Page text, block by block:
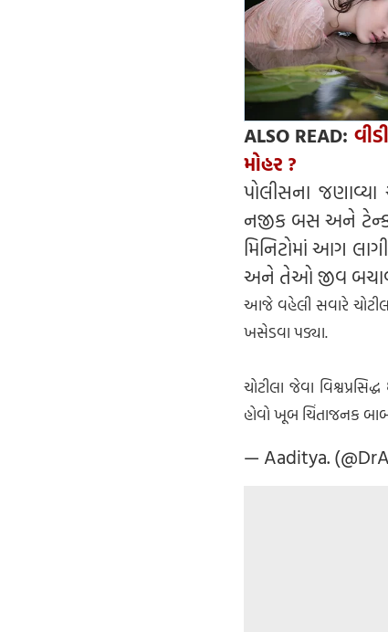
ALSO READ:
મોહર ?
પોલીસના
નજીક બસ અને
મિનિટોમાં આગ
અને તેઓ જીવ
આજે વહેલી સવારે
ખસેડવા પડ્યા.
ચોટીલા જેવા
હોવો ખૂબ ચિંતાજનક
— Aaditya.